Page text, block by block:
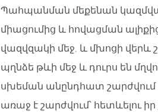
Պահպանման մեքենան
միացումից և հովացման
վազվզակի մեջ, և մխոցի վերև
պղնձե թևի մեջ և դուրս են
սխեման անընդհատ շարժվում
առաջ է շարժվում՝ հետևելու